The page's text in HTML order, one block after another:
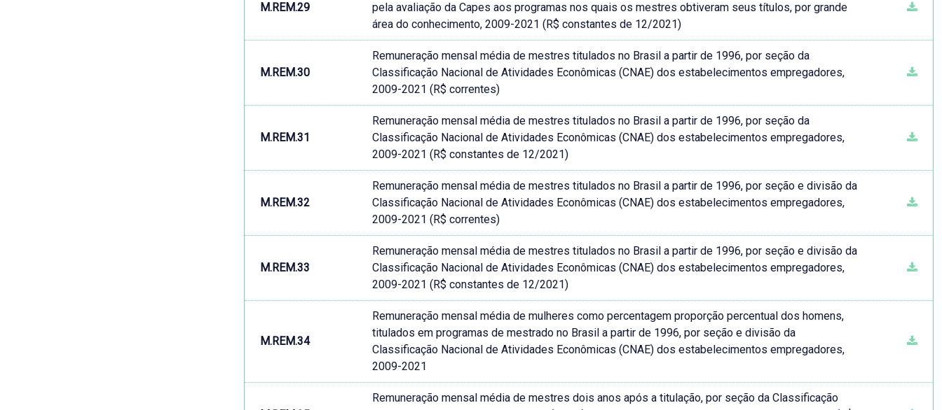
M.REM.29
pela avaliação da Capes aos programas nos quais os mestres obtiveram seus títulos, por grande
área do conhecimento, 2009-2021 (R$ constantes de 12/2021)
M.REM.30
Remuneração mensal média de mestres titulados no Brasil a partir de 1996, por seção da
Classificação Nacional de Atividades Econômicas (CNAE) dos estabelecimentos empregadores,
2009-2021 (R$ correntes)
M.REM.31
Remuneração mensal média de mestres titulados no Brasil a partir de 1996, por seção da
Classificação Nacional de Atividades Econômicas (CNAE) dos estabelecimentos empregadores,
2009-2021 (R$ constantes de 12/2021)
M.REM.32
Remuneração mensal média de mestres titulados no Brasil a partir de 1996, por seção e divisão da
Classificação Nacional de Atividades Econômicas (CNAE) dos estabelecimentos empregadores,
2009-2021 (R$ correntes)
M.REM.33
Remuneração mensal média de mestres titulados no Brasil a partir de 1996, por seção e divisão da
Classificação Nacional de Atividades Econômicas (CNAE) dos estabelecimentos empregadores,
2009-2021 (R$ constantes de 12/2021)
M.REM.34
Remuneração mensal média de mulheres como percentagem proporção percentual dos homens,
titulados em programas de mestrado no Brasil a partir de 1996, por seção e divisão da
Classificação Nacional de Atividades Econômicas (CNAE) dos estabelecimentos empregadores,
2009-2021
Remuneração mensal média de mestres dois anos após a titulação, por seção da Classificação